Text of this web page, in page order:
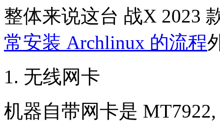
整体来说这台 战X 2023
常安装 Archlinux 的流程
无线网卡
机器自带网卡是